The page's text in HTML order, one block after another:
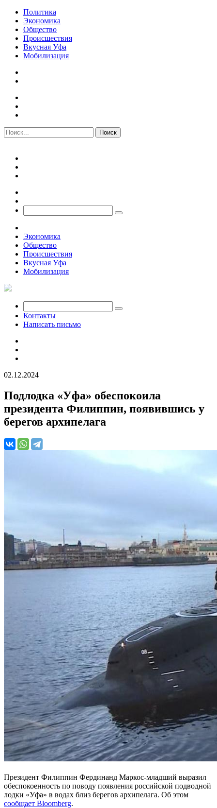
Политика
Экономика
Общество
Происшествия
Вкусная Уфа
Мобилизация
Экономика
Общество
Происшествия
Вкусная Уфа
Мобилизация
Контакты
Написать письмо
02.12.2024
Подлодка «Уфа» обеспокоила
президента Филиппин, появившись у
берегов архипелага
Президент Филиппин Фердинанд Маркос-младший выразил
обеспокоенность по поводу появления российской подводной
лодки «Уфа» в водах близ берегов архипелага. Об этом
сообщает Bloomberg.